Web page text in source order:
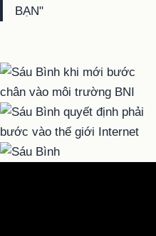
BẠN"